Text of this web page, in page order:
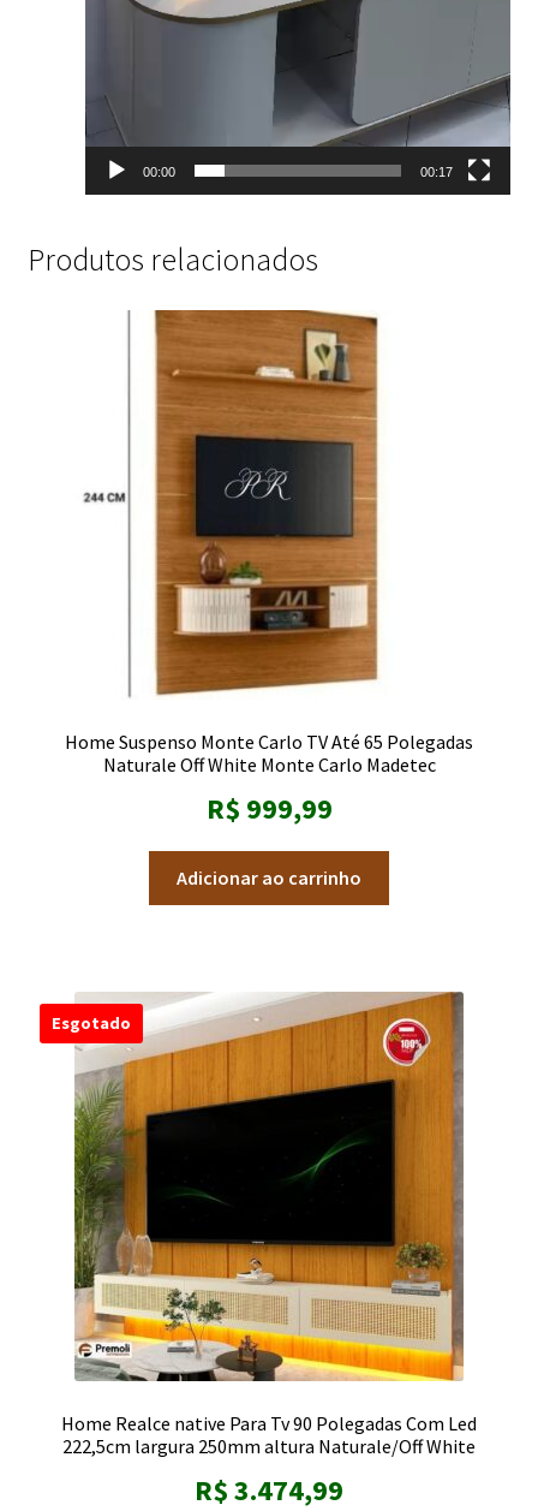
00:00 00:17
Produtos relacionados
Home Suspenso Monte Carlo TV Até 65 Polegadas
Naturale Off White Monte Carlo Madetec
R$ 999,99
Adicionar ao carrinho
Esgotado
Home Realce native Para Tv 90 Polegadas Com Led
222,5cm largura 250mm altura Naturale/Off White
R$3.474,99